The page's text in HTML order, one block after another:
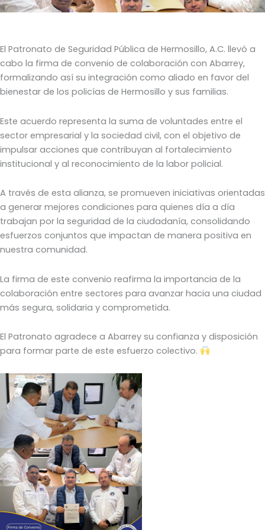
El Patronato de Seguridad Pública de Hermosillo, A.C. llevó a
cabo la firma de convenio de colaboración con Abarrey,
formalizando así su integración como aliado en favor del
bienestar de los policías de Hermosillo y sus familias.
Este acuerdo representa la suma de voluntades entre el
sector empresarial y la sociedad civil, con el objetivo de
impulsar acciones que contribuyan al fortalecimiento
institucional y al reconocimiento de la labor policial.
A través de esta alianza, se promueven iniciativas orientadas
a generar mejores condiciones para quienes día a día
trabajan por la seguridad de la ciudadanía, consolidando
esfuerzos conjuntos que impactan de manera positiva en
nuestra comunidad.
La firma de este convenio reafirma la importancia de la
colaboración entre sectores para avanzar hacia una ciudad
más segura, solidaria y comprometida.
El Patronato agradece a Abarrey su confianza y disposición
para formar parte de este esfuerzo colectivo.